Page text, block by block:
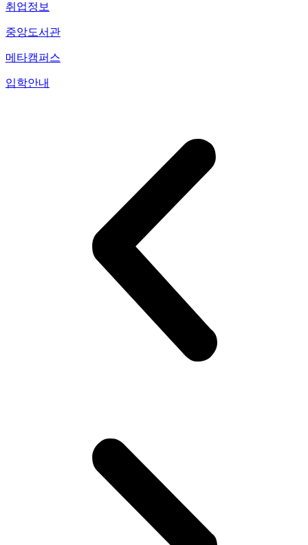
취업정보
중앙도서관
메타캠퍼스
입학안내